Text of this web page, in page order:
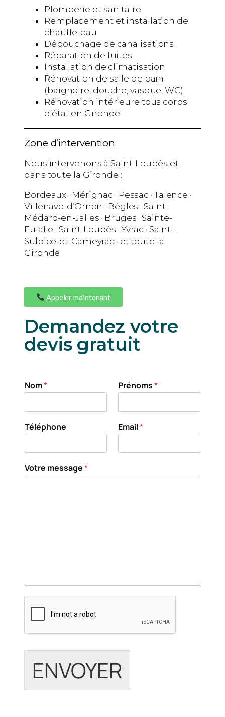
Plomberie et sanitaire
Remplacement et installation de
chauffe-eau
Débouchage de canalisations
Réparation de fuites
Installation de climatisation
Rénovation de salle de bain
(baignoire, douche, vasque, WC)
Rénovation intérieure tous corps
d’état en Gironde
Zone d’intervention
Nous intervenons à Saint-Loubès et
dans toute la Gironde :
Bordeaux · Mérignac · Pessac · Talence ·
Villenave-d’Ornon · Bègles · Saint-
Médard-en-Jalles · Bruges · Sainte-
Eulalie · Saint-Loubès · Yvrac · Saint-
Sulpice-et-Cameyrac · et toute la
Gironde
Appeler maintenant
Demandez votre
devis gratuit
Nom* Prénoms*
Téléphone Email*
Votre message*
ENVOYER